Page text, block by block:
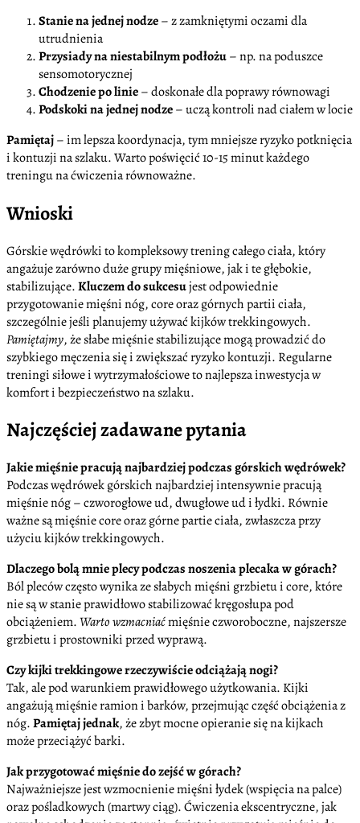
Stanie na jednej nodze– z zamkniętymi oczami dla
utrudnienia
Przysiady na niestabilnym podłożu– np. na poduszce
sensomotorycznej
Chodzenie po linie– doskonałe dla poprawy równowagi
Podskoki na jednej nodze– uczą kontroli nad ciałem w locie
Pamiętaj– im lepsza koordynacja, tym mniejsze ryzyko potknięcia
i kontuzji na szlaku. Warto poświęcić 10-15 minut każdego
treningu na ćwiczenia równoważne.
Wnioski
Górskie wędrówki to kompleksowy trening całego ciała, który
angażuje zarówno duże grupy mięśniowe, jak i te głębokie,
stabilizujące.Kluczem do sukcesujest odpowiednie
przygotowanie mięśni nóg, core oraz górnych partii ciała,
szczególnie jeśli planujemy używać kijków trekkingowych.
Pamiętajmy, że słabe mięśnie stabilizujące mogą prowadzić do
szybkiego męczenia się i zwiększać ryzyko kontuzji. Regularne
treningi siłowe i wytrzymałościowe to najlepsza inwestycja w
komfort i bezpieczeństwo na szlaku.
Najczęściej zadawane pytania
Jakie mięśnie pracują najbardziej podczas górskich wędrówek?
Podczas wędrówek górskich najbardziej intensywnie pracują
mięśnie nóg – czworogłowe ud, dwugłowe ud i łydki. Równie
ważne są mięśnie core oraz górne partie ciała, zwłaszcza przy
użyciu kijków trekkingowych.
Dlaczego bolą mnie plecy podczas noszenia plecaka w górach?
Ból pleców często wynika ze słabych mięśni grzbietu i core, które
nie są w stanie prawidłowo stabilizować kręgosłupa pod
obciążeniem.Warto wzmacniaćmięśnie czworoboczne, najszersze
grzbietu i prostowniki przed wyprawą.
Czy kijki trekkingowe rzeczywiście odciążają nogi?
Tak, ale pod warunkiem prawidłowego użytkowania. Kijki
angażują mięśnie ramion i barków, przejmując część obciążenia z
nóg.Pamiętaj jednak, że zbyt mocne opieranie się na kijkach
może przeciążyć barki.
Jak przygotować mięśnie do zejść w górach?
Najważniejsze jest wzmocnienie mięśni łydek (wspięcia na palce)
oraz pośladkowych (martwy ciąg). Ćwiczenia ekscentryczne, jak